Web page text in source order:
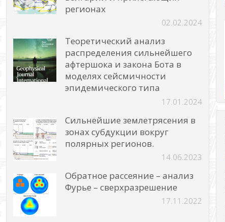
регионах
02.02.2024
Теоретический анализ
распределения сильнейшего
афтершока и закона Бота в
моделях сейсмичности
эпидемического типа
17.01.2024
Сильнейшие землетрясения в
зонах субдукции вокруг
полярных регионов.
14.06.2023
Обратное рассеяние – анализ
Фурье – сверхразрешение
17.11.2022